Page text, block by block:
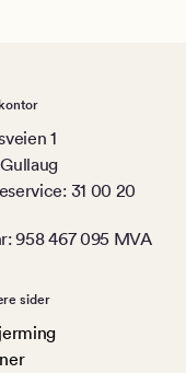
1
31 00 20
958 467 095 MVA
sider